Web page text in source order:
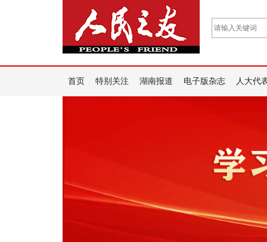
首页 特别关注 湖南报道 电子版杂志 人大代